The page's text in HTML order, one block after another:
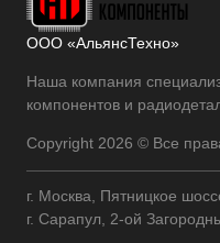
ООО «АльянсТехно»
Наша компания
компонентов и
Copyright 2026 © Все
г. Москва, Пятницкое
г. Сарапул, 2-ой